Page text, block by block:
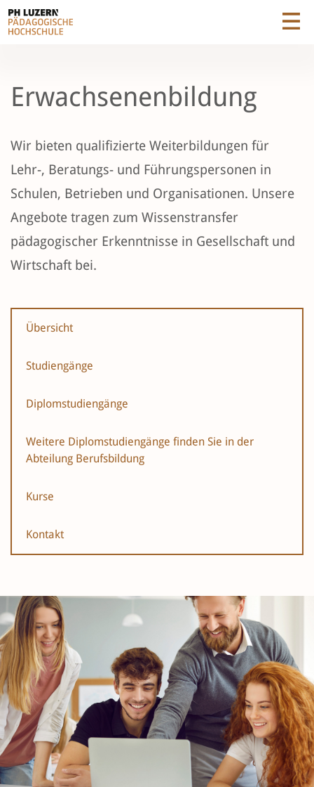
Erwachsenenbildung
Wir bieten qualifizierte Weiterbildungen für
Lehr-, Beratungs- und Führungspersonen in
Schulen, Betrieben und Organisationen. Unsere
Angebote tragen zum Wissenstransfer
pädagogischer Erkenntnisse in Gesellschaft und
Wirtschaft bei.
Übersicht
Studiengänge
Diplomstudiengänge
Weitere Diplomstudiengänge finden Sie in der
Abteilung Berufsbildung
Kurse
Kontakt